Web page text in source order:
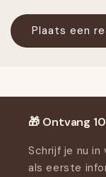
🎁 Ontvang
Schrijf je nu
als eerste